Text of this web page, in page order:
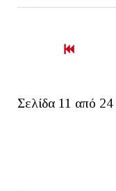
Σελίδα 11 από 24